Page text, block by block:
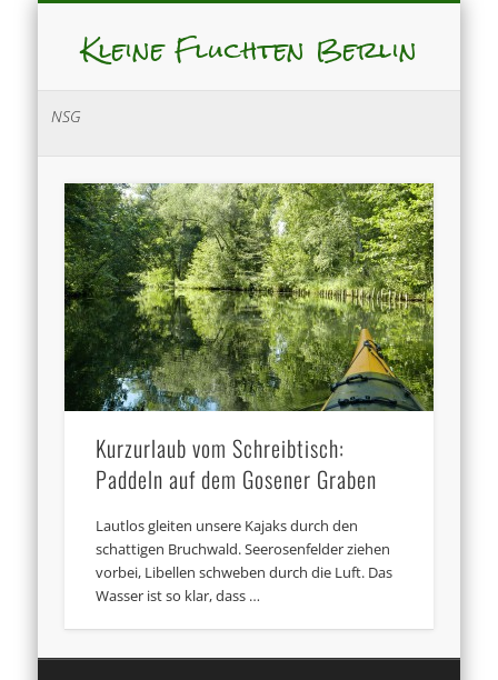
Kleine Fluchten Berlin
NSG
Kurzurlaub vom Schreibtisch:
Paddeln auf dem Gosener Graben
Lautlos gleiten unsere Kajaks durch den
schattigen Bruchwald. Seerosenfelder ziehen
vorbei, Libellen schweben durch die Luft. Das
Wasser ist so klar, dass …